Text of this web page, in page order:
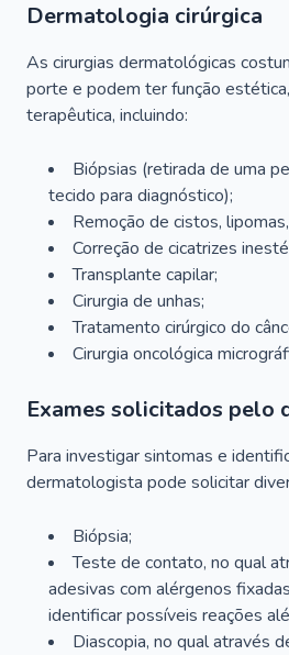
Dermatologia cirúrgica
As cirurgias dermatológicas
porte e podem ter função
terapêutica, incluindo:
Biópsias (retirada de uma
tecido para diagnóstico);
Remoção de cistos,
Correção de cicatrizes
Transplante capilar;
Cirurgia de unhas;
Tratamento cirúrgico do
Cirurgia oncológica
Exames solicitados pelo
Para investigar sintomas e
dermatologista pode solicitar
Biópsia;
Teste de contato, no qual
adesivas com alérgenos
identificar possíveis reações
Diascopia, no qual através